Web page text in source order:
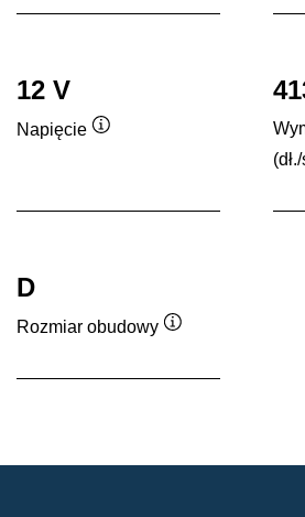
12 V
Napięcie
D
Rozmiar obudowy